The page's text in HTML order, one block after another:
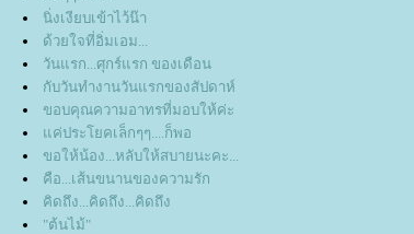
นิ่งเงียบเข้าไว้น๊า
ด้วยใจที่อิ่มเอม...
วันแรก...ศุกร์แรก ของเดือน
กับวันทำงานวันแรกของสัปดาห์
ขอบคุณความอาทรที่มอบให้ค่ะ
ค่ประโยคเล็กๆๆ....ก็พอ
ขอให้น้อง...หลับให้สบายนะคะ...
คือ...เส้นขนานของความรัก
คิดถึง...คิดถึง...คิดถึง
"ต้นไม้"